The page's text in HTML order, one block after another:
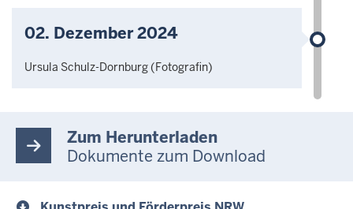
02. Dezember 2024
Ursula Schulz-Dornburg (Fotografin)
Zum Herunterladen
Dokumente zum Download